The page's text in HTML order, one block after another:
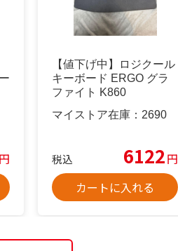
円
【値下げ中】ロジクール
キーボード ERGO グラ
ファイト K860
マイストア在庫： 2690
税込 6122円
カートに入れる